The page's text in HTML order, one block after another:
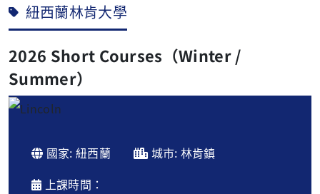
紐西蘭林肯大學
2026 Short Courses（Winter /
Summer）
國家: 紐西蘭
城市: 林肯鎮
上課時間：